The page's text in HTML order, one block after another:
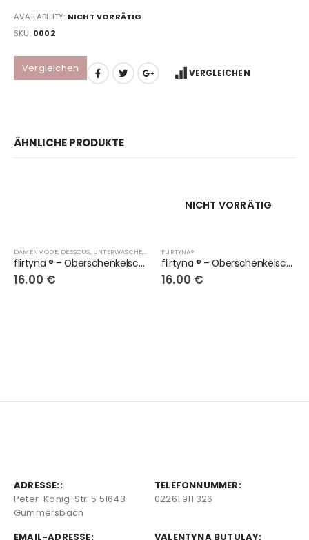
AVAILABILITY: NICHT VORRÄTIG
SKU: 0002
Vergleichen VERGLEICHEN
ÄHNLICHE PRODUKTE
DAMENMODE, DESSOUS, UNTERWÄSCHE, OBERSCHENKELSCHONER, LINGERIE
flirtyna ® – Oberschenkelschoner in weiss
16.00 €
NICHT VORRÄTIG
FLIRTYNA®
flirtyna ® – Oberschenkelschoner grau mit weisse Spitze
16.00 €
ADRESSE::
Peter-König-Str. 5 51643
Gummersbach
TELEFONNUMMER:
02261 911 326
EMAIL-ADRESSE: VALENTYNA BUTULAY: